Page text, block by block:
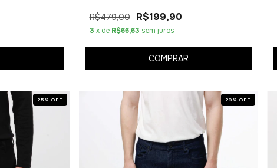
R$479,00 R$199,90
3 x de R$66,63 sem juros
COMPRAR
25 % OFF 20 %OFF